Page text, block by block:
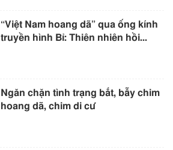
“Việt Nam hoang dã” qua ống kính
truyền hình Bỉ: Thiên nhiên hồi...
Ngăn chặn tình trạng bắt, bẫy chim
hoang dã, chim di cư